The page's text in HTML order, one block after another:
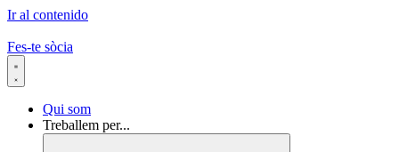
Ir al contenido
Fes-te sòcia
Qui som
Treballem per...